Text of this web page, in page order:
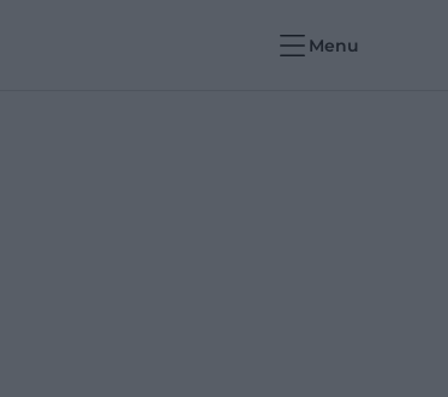
Menu